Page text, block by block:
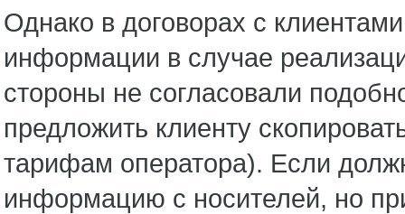
Однако в договорах с
информации в случае
стороны не согласовали
предложить клиенту
тарифам оператора). Если
информацию с носителей, но